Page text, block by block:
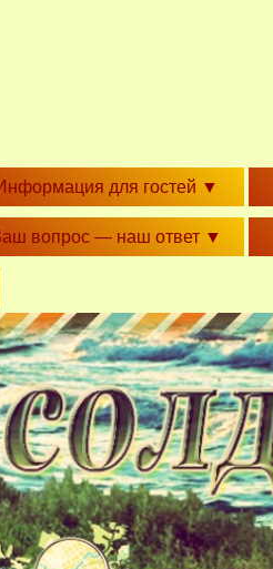
для гостей ▼
вопрос — наш ответ ▼